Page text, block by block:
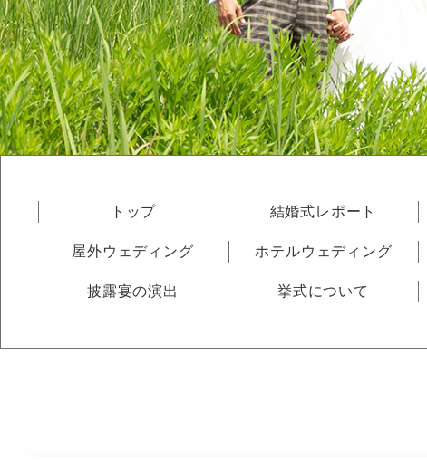
トップ 結婚式レポート
屋外ウェディング ホテルウェディング
披露宴の演出 挙式について